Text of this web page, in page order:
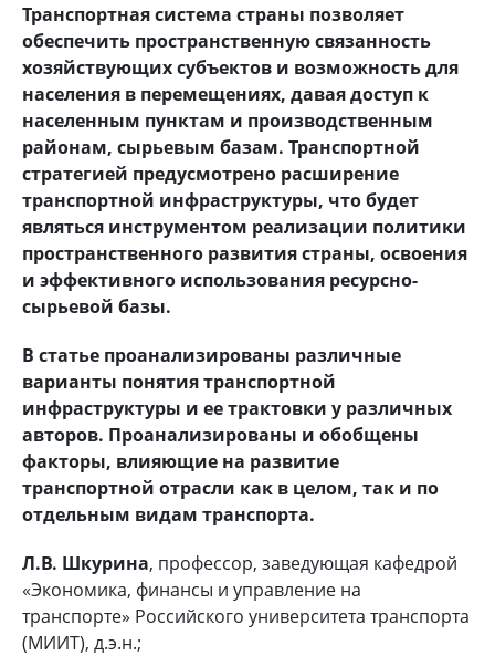
Транспортная система страны позволяет
обеспечить пространственную связанность
хозяйствующих субъектов и возможность для
населения в перемещениях, давая доступ к
населенным пунктам и производственным
районам, сырьевым базам. Транспортной
стратегией предусмотрено расширение
транспортной инфраструктуры, что будет
являться инструментом реализации политики
пространственного развития страны, освоения
и эффективного использования ресурсно-
сырьевой базы.
В статье проанализированы различные
варианты понятия транспортной
инфраструктуры и ее трактовки у различных
авторов. Проанализированы и обобщены
факторы, влияющие на развитие
транспортной отрасли как в целом, так и по
отдельным видам транспорта.
Л.В. Шкурина, профессор, заведующая кафедрой
«Экономика, финансы и управление на
транспорте» Российского университета транспорта
(МИИТ), д.э.н.;